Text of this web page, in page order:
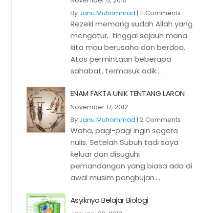
By Janu Muhammad | 11 Comments
Rezeki memang sudah Allah yang
mengatur, tinggal sejauh mana
kita mau berusaha dan berdoa.
Atas permintaan beberapa
sahabat, termasuk adik...
ENAM FAKTA UNIK TENTANG LARON
November 17, 2012
By Janu Muhammad | 2 Comments
Waha, pagi-pagi ingin segera
nulis. Setelah Subuh tadi saya
keluar dan disuguhi
pemandangan yang biasa ada di
awal musim penghujan....
Asyiknya Belajar Biologi